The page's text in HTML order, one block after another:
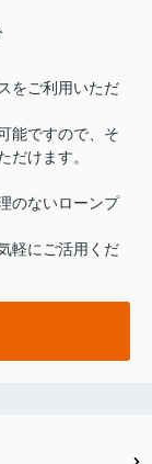
をご利用いただ
能ですので、そ
だけます。
のないローンプ
軽にご活用くだ